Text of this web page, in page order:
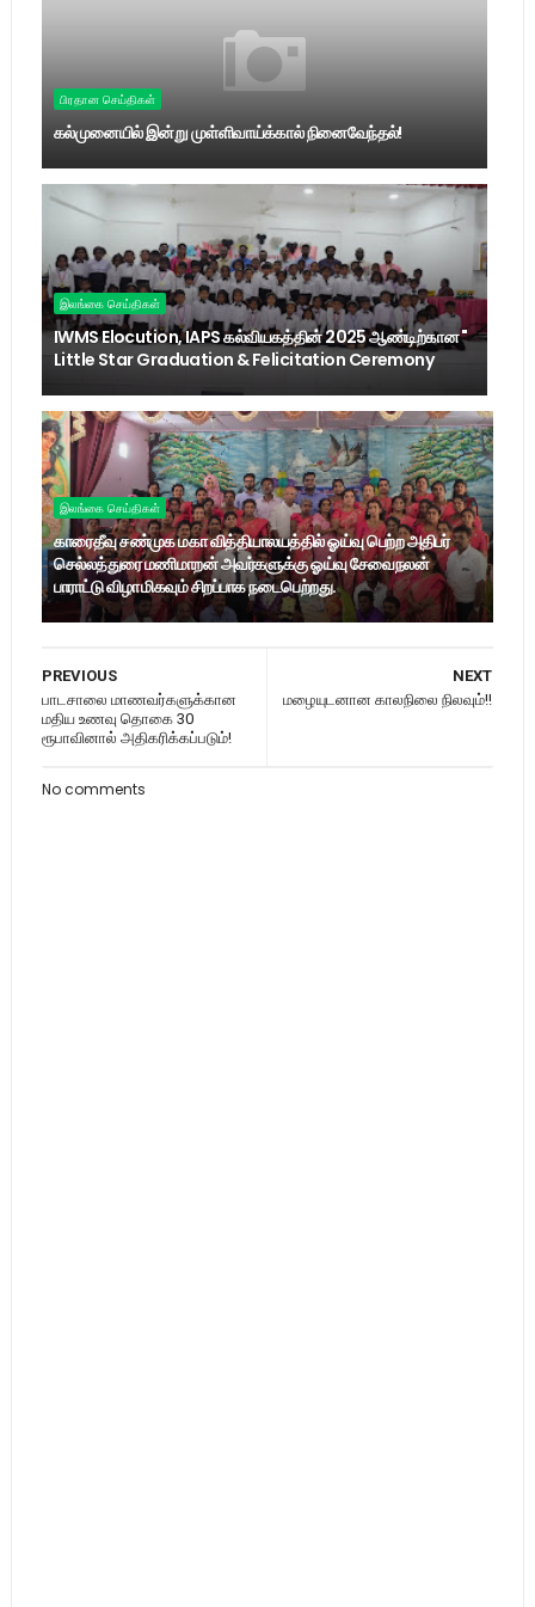
பிரதான செய்திகள்
கல்முனையில் இன்று முள்ளிவாய்க்கால் நினைவேந்தல்!
இலங்கை செய்திகள்
IWMS Elocution, IAPS கல்வியகத்தின் 2025 ஆண்டிற்கான "
Little Star Graduation & Felicitation Ceremony
இலங்கை செய்திகள்
காரைதீவு சண்முக மகா வித்தியாலயத்தில் ஓய்வு பெற்ற அதிபர்
செல்லத்துரை மணிமாறன் அவர்களுக்கு ஓய்வு சேவைநலன்
பாராட்டு விழா மிகவும் சிறப்பாக நடைபெற்றது.
NEXT
மழையுடனான காலநிலை நிலவும்!!
PREVIOUS
பாடசாலை மாணவர்களுக்கான
மதிய உணவு தொகை 30
ரூபாவினால் அதிகரிக்கப்படும்!
No comments